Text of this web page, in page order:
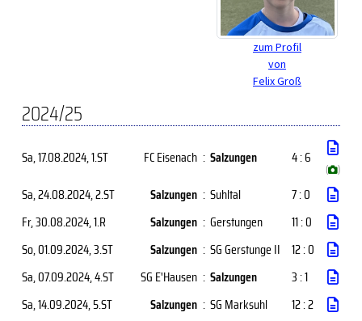
zum Profil
von
Felix Groß
2024/25
Sa, 17.08.2024, 1.ST FC Eisenach : Salzungen 4 : 6
( )
Sa, 24.08.2024, 2.ST Salzungen : Suhltal
7 : 0
Fr, 30.08.2024, 1.R Salzungen : Gerstungen
11 : 0
So, 01.09.2024, 3.ST Salzungen : SG Gerstunge II 12 : 0
Sa, 07.09.2024, 4.ST SG E'Hausen : Salzungen
3 : 1
Sa, 14.09.2024, 5.ST Salzungen : SG Marksuhl
12 : 2